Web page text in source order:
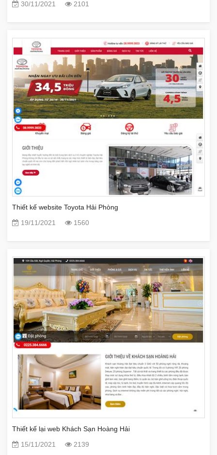
30/11/2021 2101
Thiết kế website Toyota Hải Phòng
19/11/2021
1560
Thiết kế lại web Khách Sạn Hoàng Hải
15/11/2021
2139